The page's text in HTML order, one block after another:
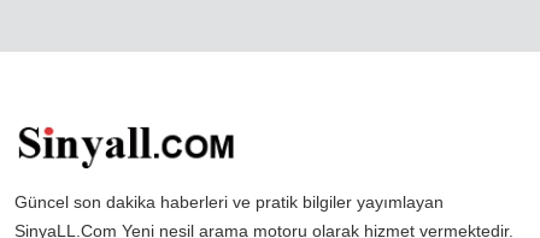
Güncel son dakika haberleri ve pratik bilgiler yayımlayan
SinyaLL.Com Yeni nesil arama motoru olarak hizmet vermektedir.